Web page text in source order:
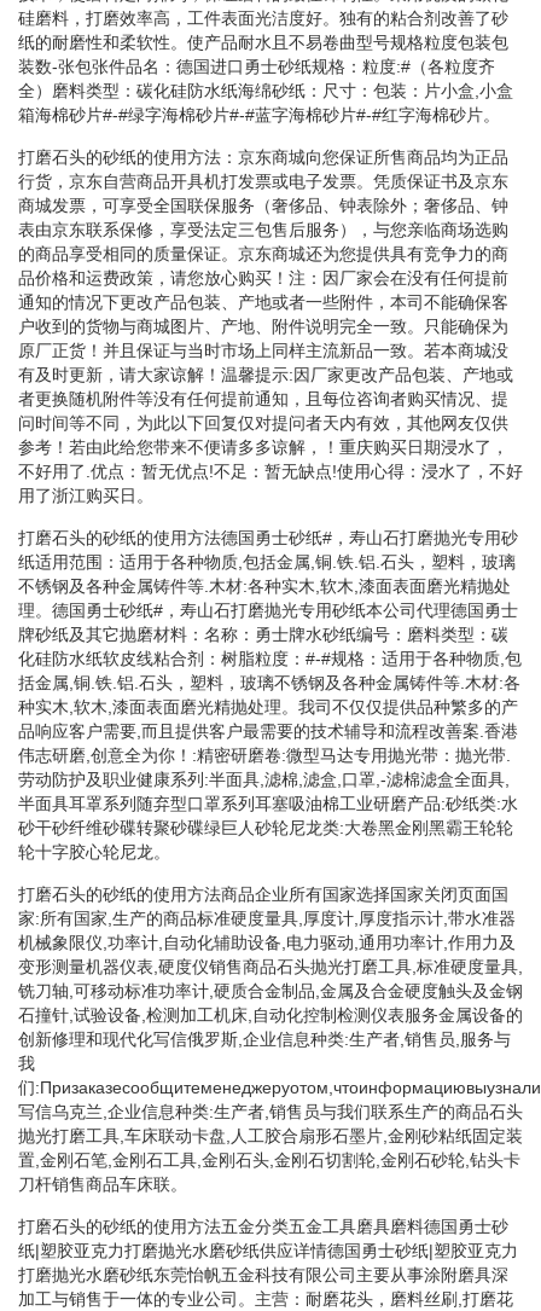
硅磨料，打磨效率高，工件表面光洁度好。独有的粘合剂改善了砂
纸的耐磨性和柔软性。使产品耐水且不易卷曲型号规格粒度包装包
装数-张包张件品名：德国进口勇士砂纸规格：粒度:#（各粒度齐
全）磨料类型：碳化硅防水纸海绵砂纸：尺寸：包装：片小盒,小盒
箱海棉砂片#-#绿字海棉砂片#-#蓝字海棉砂片#-#红字海棉砂片。
打磨石头的砂纸的使用方法：京东商城向您保证所售商品均为正品
行货，京东自营商品开具机打发票或电子发票。凭质保证书及京东
商城发票，可享受全国联保服务（奢侈品、钟表除外；奢侈品、钟
表由京东联系保修，享受法定三包售后服务），与您亲临商场选购
的商品享受相同的质量保证。京东商城还为您提供具有竞争力的商
品价格和运费政策，请您放心购买！注：因厂家会在没有任何提前
通知的情况下更改产品包装、产地或者一些附件，本司不能确保客
户收到的货物与商城图片、产地、附件说明完全一致。只能确保为
原厂正货！并且保证与当时市场上同样主流新品一致。若本商城没
有及时更新，请大家谅解！温馨提示:因厂家更改产品包装、产地或
者更换随机附件等没有任何提前通知，且每位咨询者购买情况、提
问时间等不同，为此以下回复仅对提问者天内有效，其他网友仅供
参考！若由此给您带来不便请多多谅解，！重庆购买日期浸水了，
不好用了.优点：暂无优点!不足：暂无缺点!使用心得：浸水了，不好
用了浙江购买日。
打磨石头的砂纸的使用方法德国勇士砂纸#，寿山石打磨抛光专用砂
纸适用范围：适用于各种物质,包括金属,铜.铁.铝.石头，塑料，玻璃
不锈钢及各种金属铸件等.木材:各种实木,软木,漆面表面磨光精抛处
理。德国勇士砂纸#，寿山石打磨抛光专用砂纸本公司代理德国勇士
牌砂纸及其它抛磨材料：名称：勇士牌水砂纸编号：磨料类型：碳
化硅防水纸软皮线粘合剂：树脂粒度：#-#规格：适用于各种物质,包
括金属,铜.铁.铝.石头，塑料，玻璃不锈钢及各种金属铸件等.木材:各
种实木,软木,漆面表面磨光精抛处理。我司不仅仅提供品种繁多的产
品响应客户需要,而且提供客户最需要的技术辅导和流程改善案.香港
伟志研磨,创意全为你！:精密研磨卷:微型马达专用抛光带：抛光带.
劳动防护及职业健康系列:半面具,滤棉,滤盒,口罩,-滤棉滤盒全面具,
半面具耳罩系列随弃型口罩系列耳塞吸油棉工业研磨产品:砂纸类:水
砂干砂纤维砂碟转聚砂碟绿巨人砂轮尼龙类:大卷黑金刚黑霸王轮轮
轮十字胶心轮尼龙。
打磨石头的砂纸的使用方法商品企业所有国家选择国家关闭页面国
家:所有国家,生产的商品标准硬度量具,厚度计,厚度指示计,带水准器
机械象限仪,功率计,自动化辅助设备,电力驱动,通用功率计,作用力及
变形测量机器仪表,硬度仪销售商品石头抛光打磨工具,标准硬度量具,
铣刀轴,可移动标准功率计,硬质合金制品,金属及合金硬度触头及金钢
石撞针,试验设备,检测加工机床,自动化控制检测仪表服务金属设备的
创新修理和现代化写信俄罗斯,企业信息种类:生产者,销售员,服务与
我
们
写信乌克兰,企业信息种类:生产者,销售员与我们联系生产的商品石头
抛光打磨工具,车床联动卡盘,人工胶合扇形石墨片,金刚砂粘纸固定装
置,金刚石笔,金刚石工具,金刚石头,金刚石切割轮,金刚石砂轮,钻头卡
刀杆销售商品车床联。
打磨石头的砂纸的使用方法五金分类五金工具磨具磨料德国勇士砂
纸|塑胶亚克力打磨抛光水磨砂纸供应详情德国勇士砂纸|塑胶亚克力
打磨抛光水磨砂纸东莞怡帆五金科技有限公司主要从事涂附磨具深
加工与销售于一体的专业公司。主营：耐磨花头，磨料丝刷,打磨花